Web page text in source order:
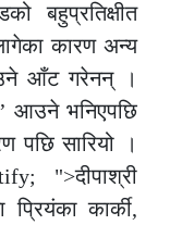
बहुप्रतिक्षीत
कारण अन्य
आँट गरेनन् ।
आउने भनिएपछि
पछि सारियो ।
">दीपाश्री
प्रियंका कार्की,